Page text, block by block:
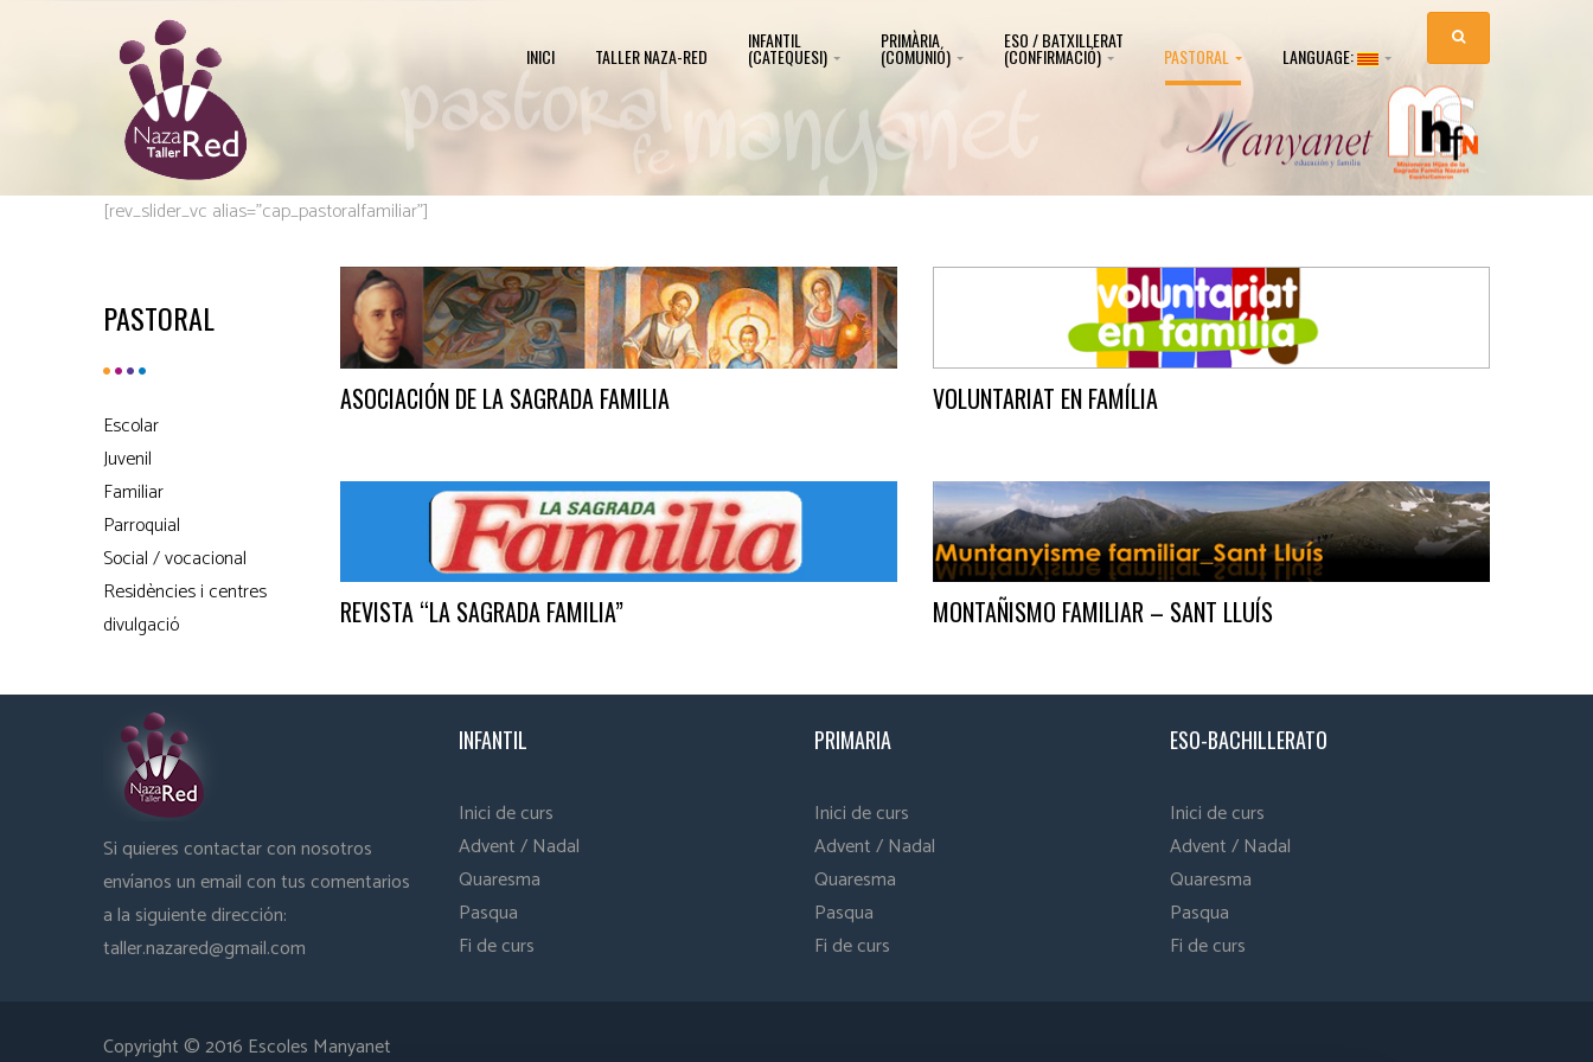
INICI TALLER NAZA-RED
INFANTIL
(CATEQUESI)
PRIMÀRIA
(COMUNIÓ)
ESO / BATXILLERAT
(CONFIRMACIÓ) PASTORAL LANGUAGE:
[rev_slider_vc alias=”cap_pastoralfamiliar”]
PASTORAL
Escolar
Juvenil
Familiar
Parroquial
Social / vocacional
Residències i centres
divulgació
ASOCIACIÓN DE LA SAGRADA FAMILIA VOLUNTARIAT EN FAMÍLIA
REVISTA “LA SAGRADA FAMILIA” MONTAÑISMO FAMILIAR – SANT LLUÍS
Si quieres contactar con nosotros
envíanos un email con tus comentarios
a la siguiente dirección:
taller.nazared@gmail.com
INFANTIL
Inici de curs
Advent / Nadal
Quaresma
Pasqua
Fi de curs
PRIMARIA
Inici de curs
Advent / Nadal
Quaresma
Pasqua
Fi de curs
ESO-BACHILLERATO
Inici de curs
Advent / Nadal
Quaresma
Pasqua
Fi de curs
Copyright © 2016 Escoles Manyanet